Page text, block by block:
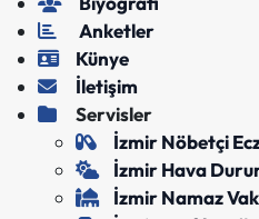
Anketler
Künye
İletişim
Servisler
İzmir Nöbetçi
İzmir Hava
İzmir Namaz